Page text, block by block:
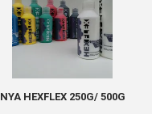
NYA HEXFLEX 250G/ 500G